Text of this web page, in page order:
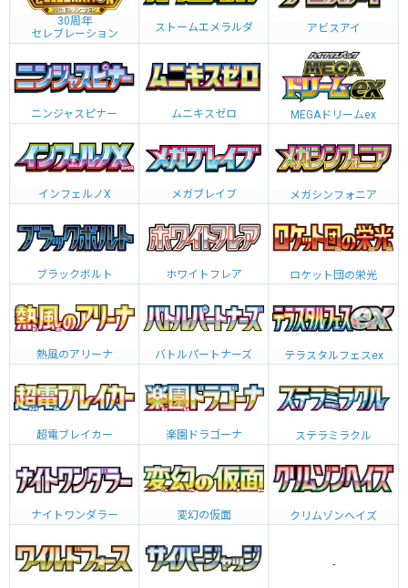
30周年
セレブレーション
ストームエメラルダ アビスアイ
ニンジャスピナー ムニキスゼロ MEGAドリームex
インフェルノX メガブレイブ メガシンフォニア
ブラックボルト ホワイトフレア ロケット団の栄光
熱風のアリーナ バトルパートナーズ テラスタルフェスex
超電ブレイカー 楽園ドラゴーナ ステラミラクル
ナイトワンダラー 変幻の仮面 クリムゾンヘイズ
-